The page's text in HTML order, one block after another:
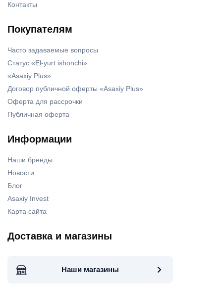
Контакты
Покупателям
Часто задаваемые вопросы
Статус «El-yurt ishonchi»
«Asaxiy Plus»
Договор публичной оферты «Asaxiy Plus»
Оферта для рассрочки
Публичная оферта
Информации
Наши бренды
Новости
Блог
Asaxiy Invest
Карта сайта
Доставка и магазины
Наши магазины